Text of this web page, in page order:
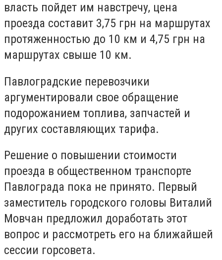
власть пойдет им навстречу, цена
проезда составит 3,75 грн на маршрутах
протяженностью до 10 км и 4,75 грн на
маршрутах свыше 10 км.
Павлоградские перевозчики
аргументировали свое обращение
подорожанием топлива, запчастей и
других составляющих тарифа.
Решение о повышении стоимости
проезда в общественном транспорте
Павлограда пока не принято. Первый
заместитель городского головы Виталий
Мовчан предложил доработать этот
вопрос и рассмотреть его на ближайшей
сессии горсовета.